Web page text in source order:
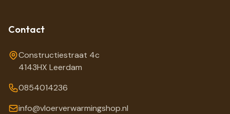
Contact
Constructiestraat 4c
4143HX Leerdam
0854014236
info@vloerverwarmingshop.nl